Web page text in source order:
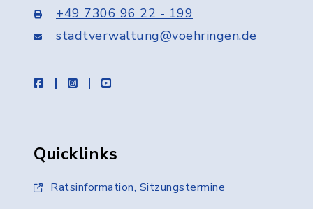
+49 7306 96 22 - 199
stadtverwaltung@voehringen.de
facebookinstagramyoutube
Quicklinks
Ratsinformation, Sitzungstermine